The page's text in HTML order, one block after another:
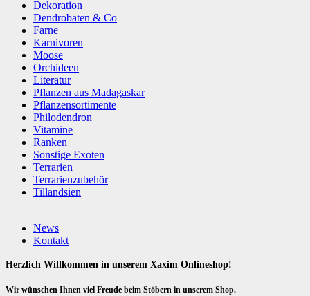
Dekoration
Dendrobaten & Co
Farne
Karnivoren
Moose
Orchideen
Literatur
Pflanzen aus Madagaskar
Pflanzensortimente
Philodendron
Vitamine
Ranken
Sonstige Exoten
Terrarien
Terrarienzubehör
Tillandsien
News
Kontakt
Herzlich Willkommen in unserem Xaxim Onlineshop!
Wir wünschen Ihnen viel Freude beim Stöbern in unserem Shop.